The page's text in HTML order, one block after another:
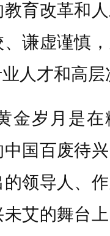
育改革和
谦虚谨慎
人才和高层
岁月是在
国百废待
领导人、
艾的舞台